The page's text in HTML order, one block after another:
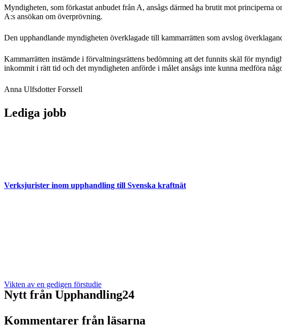
Myndigheten, som förkastat anbudet från A, ansågs därmed ha brutit mot
A:s ansökan om överprövning.
Den upphandlande myndigheten överklagade till kammarrätten som avslog
Kammarrätten instämde i förvaltningsrättens bedömning att det funnits skäl för
inkommit i rätt tid och det myndigheten anförde i målet ansågs inte kunna medföra
Anna Ulfsdotter Forssell
Lediga jobb
Verksjurister inom upphandling till Svenska kraftnät
Vikten av en gedigen förstudie
Nytt från Upphandling24
Kommentarer från läsarna